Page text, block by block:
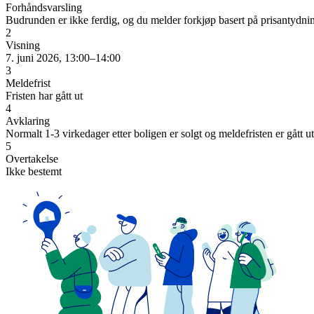
Forhåndsvarsling
Budrunden er ikke ferdig, og du melder forkjøp basert på
2
Visning
7. juni 2026, 13:00–14:00
3
Meldefrist
Fristen har gått ut
4
Avklaring
Normalt 1-3 virkedager etter boligen er solgt og meldefristen er gått ut
5
Overtakelse
Ikke bestemt